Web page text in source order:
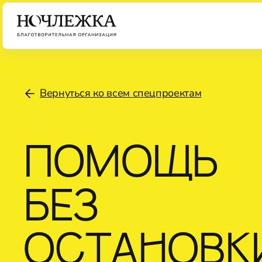
Вернуться ко всем спецпроектам
ПОМОЩЬ
БЕЗ